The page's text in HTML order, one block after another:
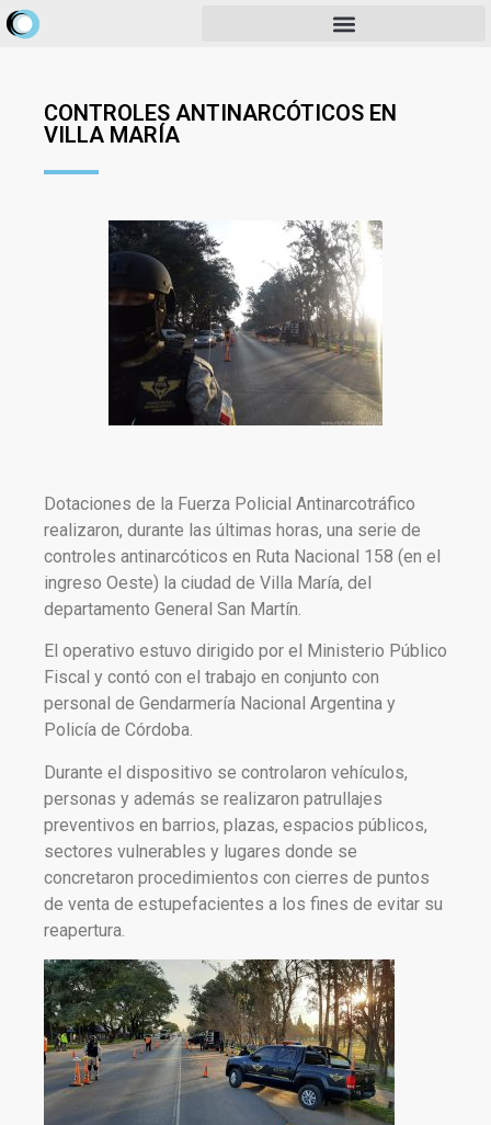
CONTROLES ANTINARCÓTICOS EN
VILLA MARÍA
Dotaciones de la Fuerza Policial Antinarcotráfico
realizaron, durante las últimas horas, una serie de
controles antinarcóticos en Ruta Nacional 158 (en el
ingreso Oeste) la ciudad de Villa María, del
departamento General San Martín.
El operativo estuvo dirigido por el Ministerio Público
Fiscal y contó con el trabajo en conjunto con
personal de Gendarmería Nacional Argentina y
Policía de Córdoba.
Durante el dispositivo se controlaron vehículos,
personas y además se realizaron patrullajes
preventivos en barrios, plazas, espacios públicos,
sectores vulnerables y lugares donde se
concretaron procedimientos con cierres de puntos
de venta de estupefacientes a los fines de evitar su
reapertura.